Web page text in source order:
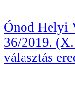
Ónod Helyi
36/2019.
választás